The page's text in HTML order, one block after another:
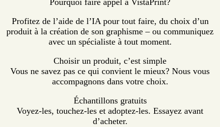
n
t
Pourquoi faire appel à VistaPrint?
Profitez de l’aide de l’IA pour tout faire, du choix d’un
produit à la création de son graphisme – ou communiquez
avec un spécialiste à tout moment.
Choisir un produit, c’est simple
Vous ne savez pas ce qui convient le mieux? Nous vous
accompagnons dans votre choix.
Échantillons gratuits
Voyez-les, touchez-les et adoptez-les. Essayez avant
d’acheter.